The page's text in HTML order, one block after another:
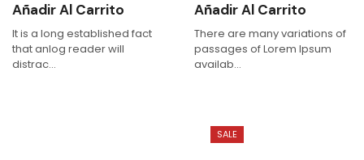
Añadir Al Carrito
It is a long established fact
that anlog reader will
distrac...
Añadir Al Carrito
There are many variations of
passages of Lorem Ipsum
availab...
SALE